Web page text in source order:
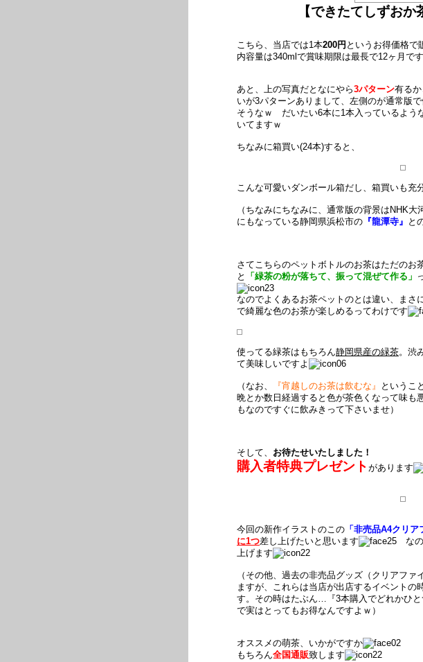
【できたてしずおか
こちら、当店では1本200円 というお得価格で
内容量は340mlで賞味期限は最長で12ヶ月です
あと、上の写真だとなにやら3パターン有る
いが3パターンありまして、左側のが通常版
そうなｗ だいたい6本に1本入っているよう
いてますｗ
ちなみに箱買い(24本)すると、
こんな可愛いダンボール箱だし、箱買いも充
（ちなみにちなみに、通常版の背景はNHK
にもなっている静岡県浜松市の 『龍潭寺』 と
さてこちらのペットボトルのお茶はただのお
と
「緑茶の粉が落ちて、振って混ぜて作る」
なのでよくあるお茶ペットのとは違い、まさ
で綺麗な色のお茶が楽しめるってわけです
使ってる緑茶はもちろん静岡県産の緑茶。渋
て美味しいですよ
（なお、 『宵越しのお茶は飲むな』
というこ
晩とか数日経過すると色が茶色くなって味も
もなのですぐに飲みきって下さいませ）
そして、 お待たせいたしました！
購入者特典プレゼント があります
今回の新作イラストのこの 「非売品A4クリア
に1つ差し上げたいと思います
なの
上げます
（その他、過去の非売品グッズ（クリアフ
ますが、これらは当店が出店するイベントの
す。その時はたぶん…『3本購入でどれかひ
で実はとってもお得なんですよｗ）
オススメの萌茶、いかがですか
もちろん全国通販致します